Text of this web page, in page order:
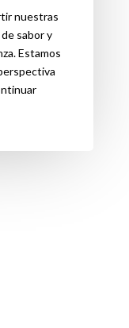
nuestras
sabor y
Estamos